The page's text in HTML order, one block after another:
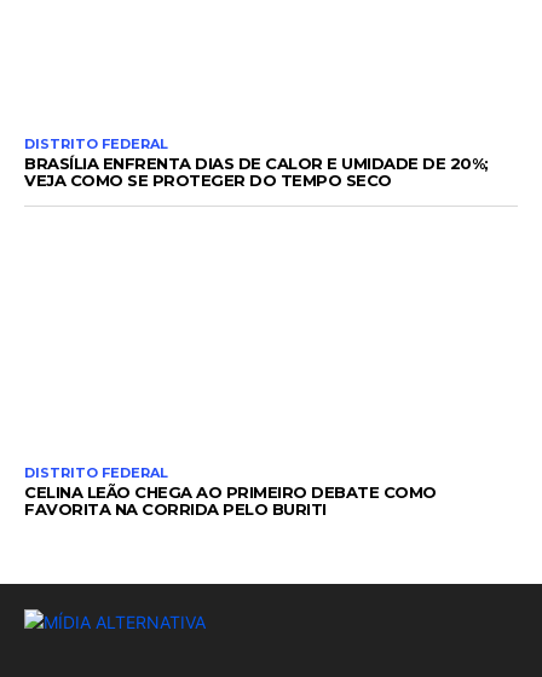
DISTRITO FEDERAL
BRASÍLIA ENFRENTA DIAS DE CALOR E UMIDADE DE 20%;
VEJA COMO SE PROTEGER DO TEMPO SECO
DISTRITO FEDERAL
CELINA LEÃO CHEGA AO PRIMEIRO DEBATE COMO
FAVORITA NA CORRIDA PELO BURITI